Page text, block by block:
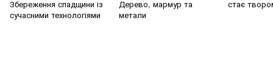
Збереження спадщини із
сучасними технологіями
Дерево, мармур та
метали
стає